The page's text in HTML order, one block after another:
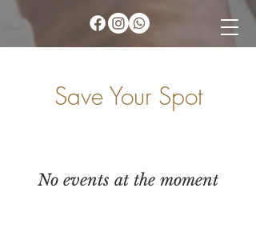
Save Your Spot
No events at the moment